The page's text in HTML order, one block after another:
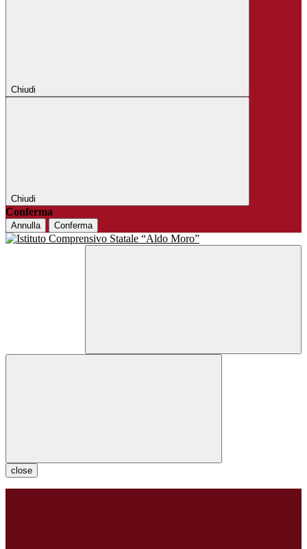
Chiudi
Chiudi
Conferma
Annulla Conferma
close